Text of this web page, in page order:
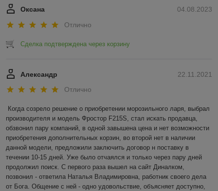
04.08.2023
Оксана
Отлично
Сделка подтверждена через корзину
22.11.2021
Александр
Отлично
Когда созрело решение о приобретении морозильного ларя, выбрал
производителя и модель Фростор F215S, стал искать продавца,
обзвонил пару компаний, в одной завышена цена и нет возможности
приобретения дополнительных корзин, во второй нет в наличии
данной модели, предложили заключить договор н поставку в
течении 10-15 дней. Уже было отчаялся и только через пару дней
продолжил поиск. С первого раза вышел на сайт Диналком,
позвонил - ответила Наталья Владимировна, работник своего дела
от Бога. Общение с ней - одно удовольствие, объясняет доступно,